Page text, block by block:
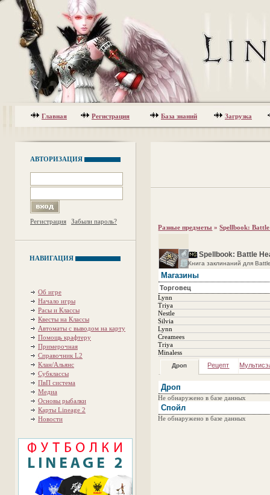
Главная Регистрация База знаний Загрузка
АВТОРИЗАЦИЯ
Регистрация Забыли пароль?
НАВИГАЦИЯ
Об игре
Начало игры
Расы и Классы
Квесты на Классы
Автоматы с выводом на карту
Помощь крафтеру
Примерочная
Справочник L2
Клан/Альянс
Субклассы
ПвП система
Медиа
Основы рыбалки
Карты Lineage 2
Новости
Разные предметы »Spellbook:
Spellbook: Battle
Книга заклинаний для
Магазины
Торговец
Lynn
Triya
Nestle
Silvia
Lynn
Creamees
Triya
Minaless
Дроп Рецепт
Дроп
Не обнаружено в базе данных
Спойл
Не обнаружено в базе данных